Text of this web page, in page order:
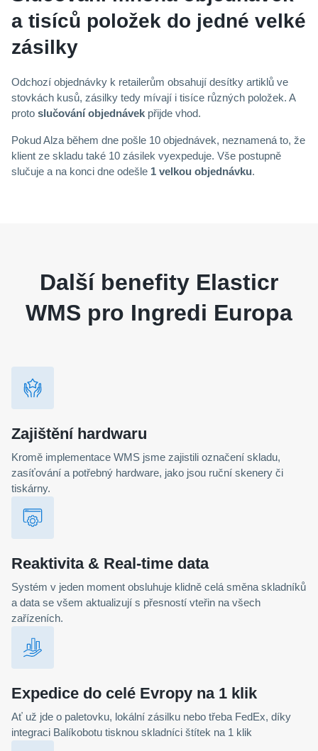
a tisíců položek do jedné velké
zásilky
Odchozí objednávky k retailerům obsahují desítky artiklů ve
stovkách kusů, zásilky tedy mívají i tisíce různých položek. A
proto slučování objednávek přijde vhod.
Pokud Alza během dne pošle 10 objednávek, neznamená to, že
klient ze skladu také 10 zásilek vyexpeduje. Vše postupně
slučuje a na konci dne odešle 1 velkou objednávku.
Další benefity Elasticr
WMS pro Ingredi Europa
Zajištění hardwaru
Kromě implementace WMS jsme zajistili označení skladu,
zasíťování a potřebný hardware, jako jsou ruční skenery či
tiskárny.
Reaktivita & Real-time data
Systém v jeden moment obsluhuje klidně celá směna skladníků
a data se všem aktualizují s přesností vteřin na všech
zařízeních.
Expedice do celé Evropy na 1 klik
Ať už jde o paletovku, lokální zásilku nebo třeba FedEx, díky
integraci Balíkobotu tisknou skladníci štítek na 1 klik